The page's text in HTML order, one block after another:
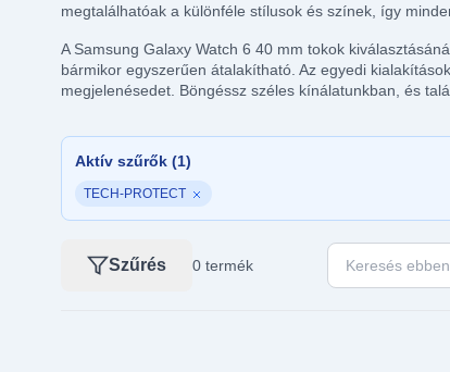
megtalálhatóak a különféle stílusok és színek, így
A Samsung Galaxy Watch 6 40 mm tokok
bármikor egyszerűen átalakítható. Az egyedi
megjelenésedet. Böngéssz széles kínálatunkban, és
Aktív szűrők (1)
TECH-PROTECT
Szűrés 0 termék
Keresés ebben